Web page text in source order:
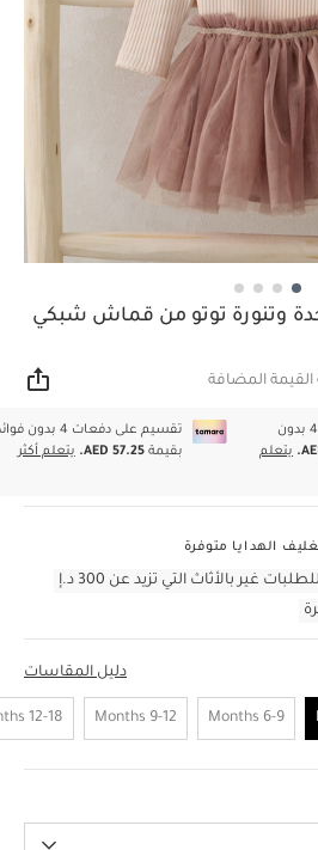
وتنورة توتو من قماش شبكي
المضافة
تقسيم على دفعات 4 بدون
يتعلم
تقسيم على دفعات 4 بدون
بقيمةAED 57.25. يتعلم أكثر
الهدايا متوفرة
غير بالأثاث التي تزيد عن 300 د.إ
دليل المقاسات
6-9 Months
9-12 Months
12-18 Months